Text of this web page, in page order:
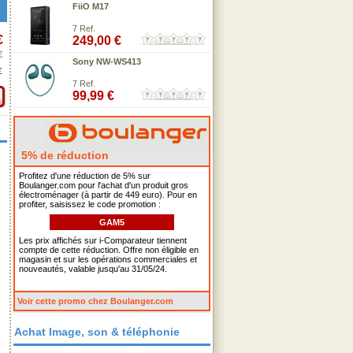
FiiO M17
7 Ref.
249,00 €
Sony NW-WS413
7 Ref.
99,99 €
5% de réduction
Profitez d'une réduction de 5% sur
Boulanger.com pour l'achat d'un produit gros
électroménager (à partir de 449 euro). Pour en
profiter, saisissez le code promotion :
GAM5
Les prix affichés sur i-Comparateur tiennent
compte de cette réduction. Offre non éligible en
magasin et sur les opérations commerciales et
nouveautés, valable jusqu'au 31/05/24.
Voir cette promo chez Boulanger.com
Achat Image, son & téléphonie